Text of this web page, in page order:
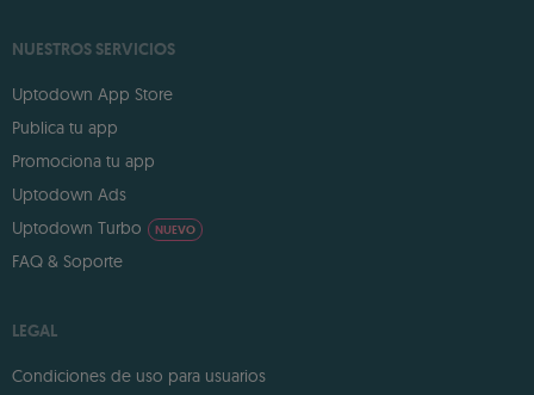
NUESTROS SERVICIOS
Uptodown App Store
Publica tu app
Promociona tu app
Uptodown Ads
Uptodown Turbo
NUEVO
FAQ & Soporte
LEGAL
Condiciones de uso para usuarios